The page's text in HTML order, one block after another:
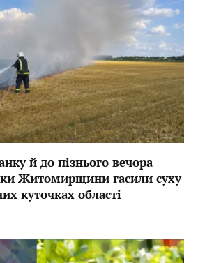
й до пізнього вечора
Житомирщини гасили суху
куточках області